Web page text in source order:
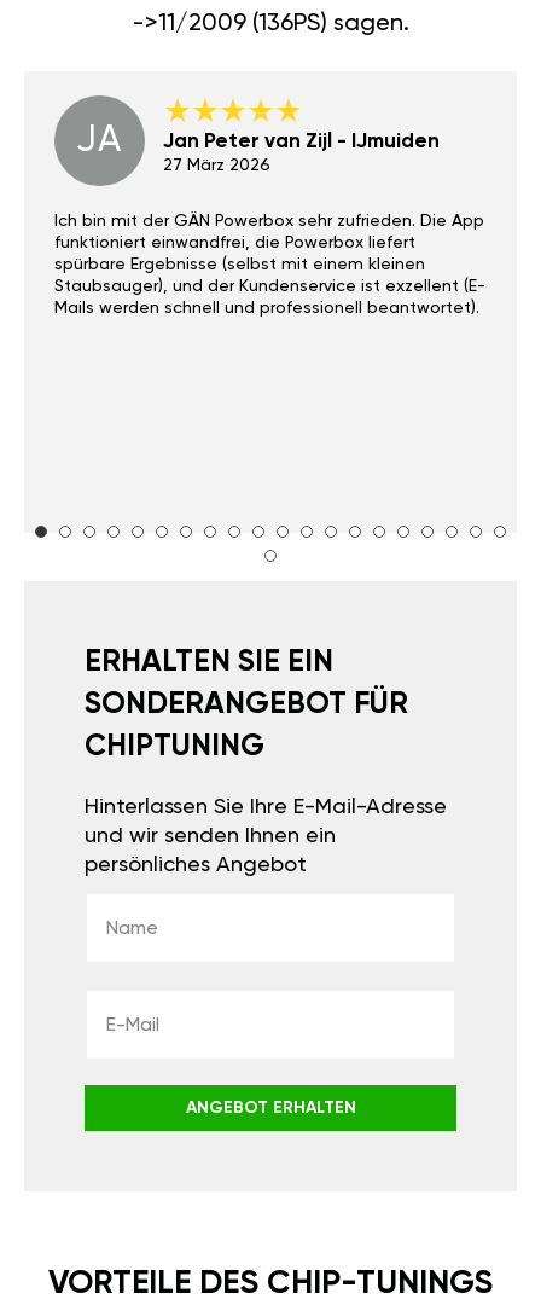
->11/2009 (136PS) sagen.
JA Jan Peter van Zijl - IJmuiden
27 März 2026
Ich bin mit der GÄN Powerbox sehr zufrieden. Die App
funktioniert einwandfrei, die Powerbox liefert
spürbare Ergebnisse (selbst mit einem kleinen
Staubsauger), und der Kundenservice ist exzellent (E-
Mails werden schnell und professionell beantwortet).
ERHALTEN SIE EIN
SONDERANGEBOT FÜR
CHIPTUNING
Hinterlassen Sie Ihre E-Mail-Adresse
und wir senden Ihnen ein
persönliches Angebot
ANGEBOT ERHALTEN
VORTEILE DES CHIP-TUNINGS